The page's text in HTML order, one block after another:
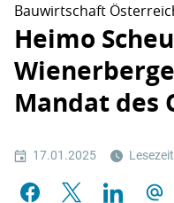
Bauwirtschaft
Heimo
Mandat des
17.01.2025